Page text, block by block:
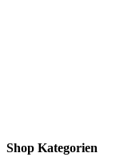
Shop Kategorien